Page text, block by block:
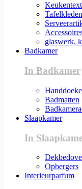
glaswerk,
Badkamer
In Badkamer
Badmatten
Slaapkamer
In
Opbergers
Interieurparfum